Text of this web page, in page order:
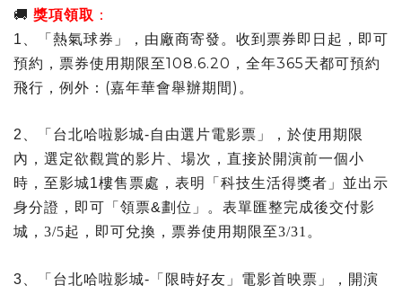
🚚 獎項領取 ：
1
、「熱氣球券」，由廠商寄發。收到票券即日起，即可
預約，票券使用期限至108.6.20，全年365天都可預約
飛行，例外：(嘉年華會舉辦期間)。
2 、「台北哈啦影城-自由選片電影票」，於使用期限
內，選定欲觀賞的影片、場次，直接於開演前一個小
時，至影城1樓售票處，表明「科技生活得獎者」並出示
身分證，即可「領票&劃位」。表單匯整完成後交付影
城，3/5起，即可兌換，票券使用期限至3/31。
3 、「台北哈啦影城- 「限時好友」電影首映票」，開演